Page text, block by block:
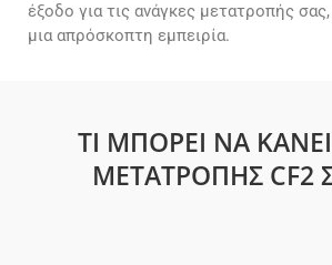
έξοδο για τις ανάγκες μετατροπής
μια απρόσκοπτη εμπειρία.
ΤΙ ΜΠΟΡΕΊ ΝΑ
ΜΕΤΑΤΡΟΠΉΣ CF2